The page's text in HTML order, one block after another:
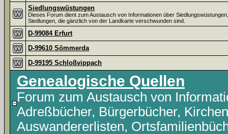
Siedlungswüstungen
Dieses Forum dient zum Austausch von Informationen über
Siedlungen, die gänzlich von der Landkarte verschwunden sind.
D-99084 Erfurt
D-99610 Sömmerda
D-99195 Schloßvippach
Genealogische Quellen
Forum zum Austausch von
Adreßbücher, Bürgerbücher,
Auswandererlisten,